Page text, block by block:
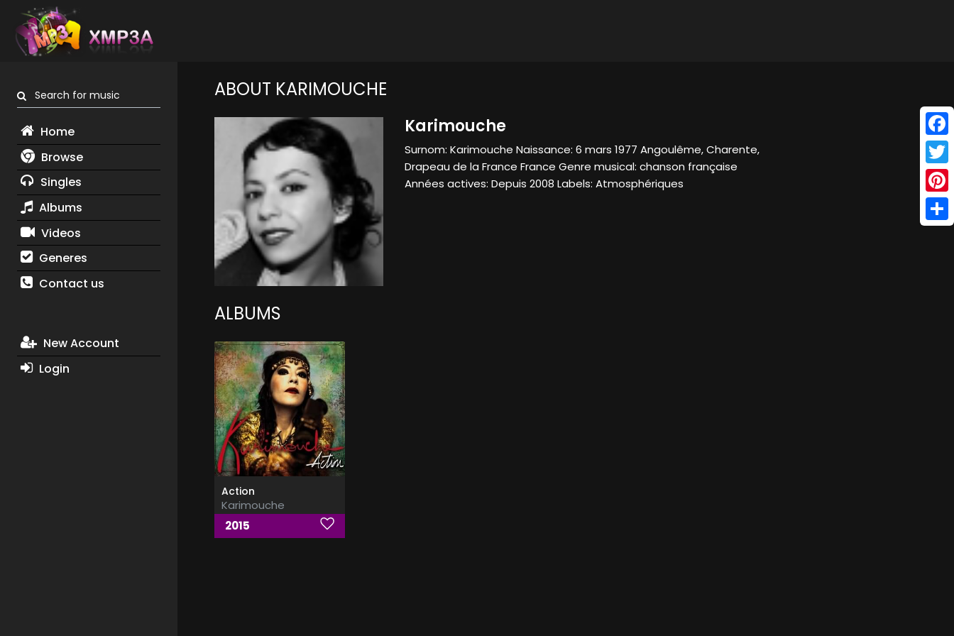
Search for music
Home
Browse
Singles
Albums
Videos
Generes
Contact us
New Account
Login
ABOUT KARIMOUCHE
Karimouche
Surnom: Karimouche Naissance: 6 mars 1977 Angoulême, Charente,
Drapeau de la France France Genre musical: chanson française
Années actives: Depuis 2008 Labels: Atmosphériques
ALBUMS
Action
Karimouche
2015